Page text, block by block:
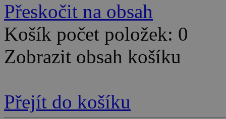
Přeskočit na obsah
Košík počet položek: 0
Zobrazit obsah košíku
Přejít do košíku